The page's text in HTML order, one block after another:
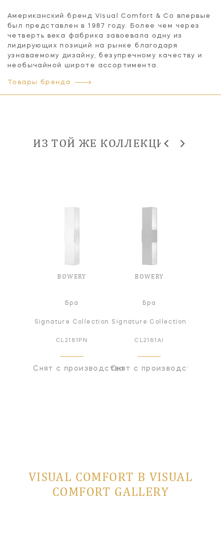
Американский бренд Visual Comfort & Co впервые
был представлен в 1987 году. Более чем через
четверть века фабрика завоевала одну из
лидирующих позиций на рынке благодаря
узнаваемому дизайну, безупречному качеству и
необычайной широте ассортимента.
Товары бренда
ИЗ ТОЙ ЖЕ КОЛЛЕКЦИИ
BOWERY
Бра
Signature Collection
CL2181PN
Снят с производства
BOWERY
Бра
Signature Collection
CL2181AI
Снят с производства
VISUAL COMFORT В VISUAL
COMFORT GALLERY